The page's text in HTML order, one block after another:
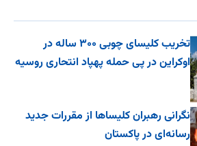
تخریب کلیسای چوبی ۳۰۰ ساله در
اوکراین در پی حمله پهپاد انتحاری روسیه
نگرانی رهبران کلیساها از مقررات جدید
رسانه‌ای در پاکستان